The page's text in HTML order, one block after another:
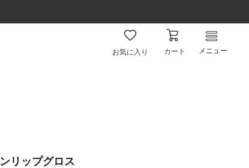
お気に入り カート メニュー
リップグロス